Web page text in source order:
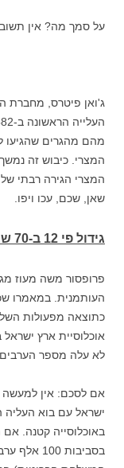
על סמך מה? אין
ג'ואן פיטרס, מחברת
מהם מהגרים שהגיעו
המצרי הגירה רבתי
שאן, שכם, עכו ויפו.
גידול פי 12 ב-70 שנה
פרופסור משה מעוז
העותמנית. במאמרו
כתוצאה מפעולות
אוכלוסיית ארץ
לא עלה מספר
אם לסכם: אין למעשה
ישראל עם בוא העליה
באוכלוסייה קטנה.